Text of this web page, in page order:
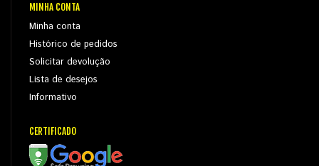
MINHA CONTA
Minha conta
Histórico de pedidos
Solicitar devolução
Lista de desejos
Informativo
CERTIFICADO